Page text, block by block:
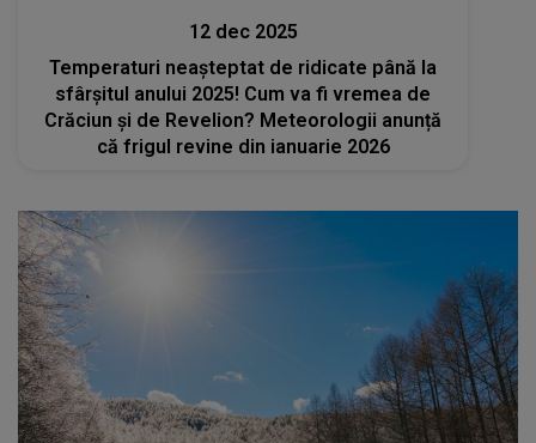
12 dec 2025
Temperaturi neașteptat de ridicate până la
sfârșitul anului 2025! Cum va fi vremea de
Crăciun și de Revelion? Meteorologii anunță
că frigul revine din ianuarie 2026